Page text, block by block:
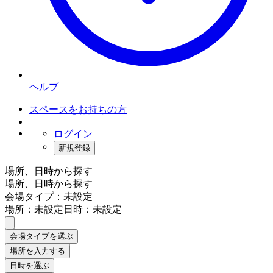
ヘルプ
スペースをお持ちの方
ログイン
新規登録
場所、日時から探す
場所、日時から探す
会場タイプ：未設定
場所：未設定日時：未設定
会場タイプを選ぶ
場所を入力する
日時を選ぶ